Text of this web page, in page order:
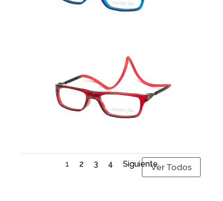
1 2 3 4 SiguienteVer Todos